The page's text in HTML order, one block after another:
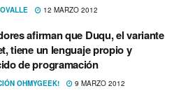
12 MARZO 2012
afirman que Duqu, el variante
tiene un lenguaje propio y
de programación
OHMYGEEK! 9 MARZO 2012